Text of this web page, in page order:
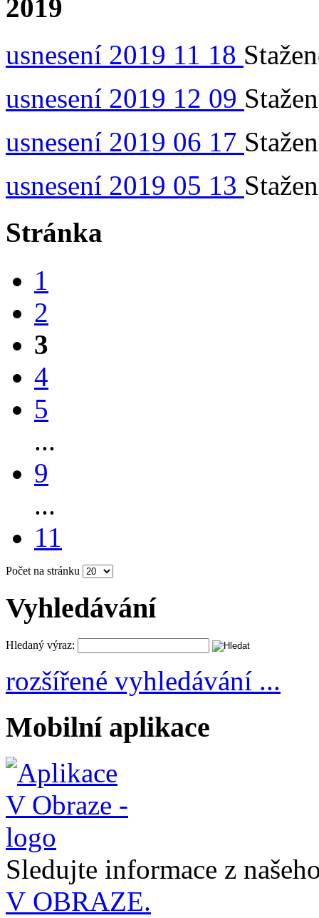
2019
usnesení 2019 11 18
usnesení 2019 12 09
usnesení 2019 06 17
usnesení 2019 05 13
Stránka
1
2
3
4
5
...
9
...
11
Počet na stránku
Vyhledávání
Hledaný výraz:
rozšířené vyhledávání ...
Mobilní aplikace
Sledujte informace z
V OBRAZE.